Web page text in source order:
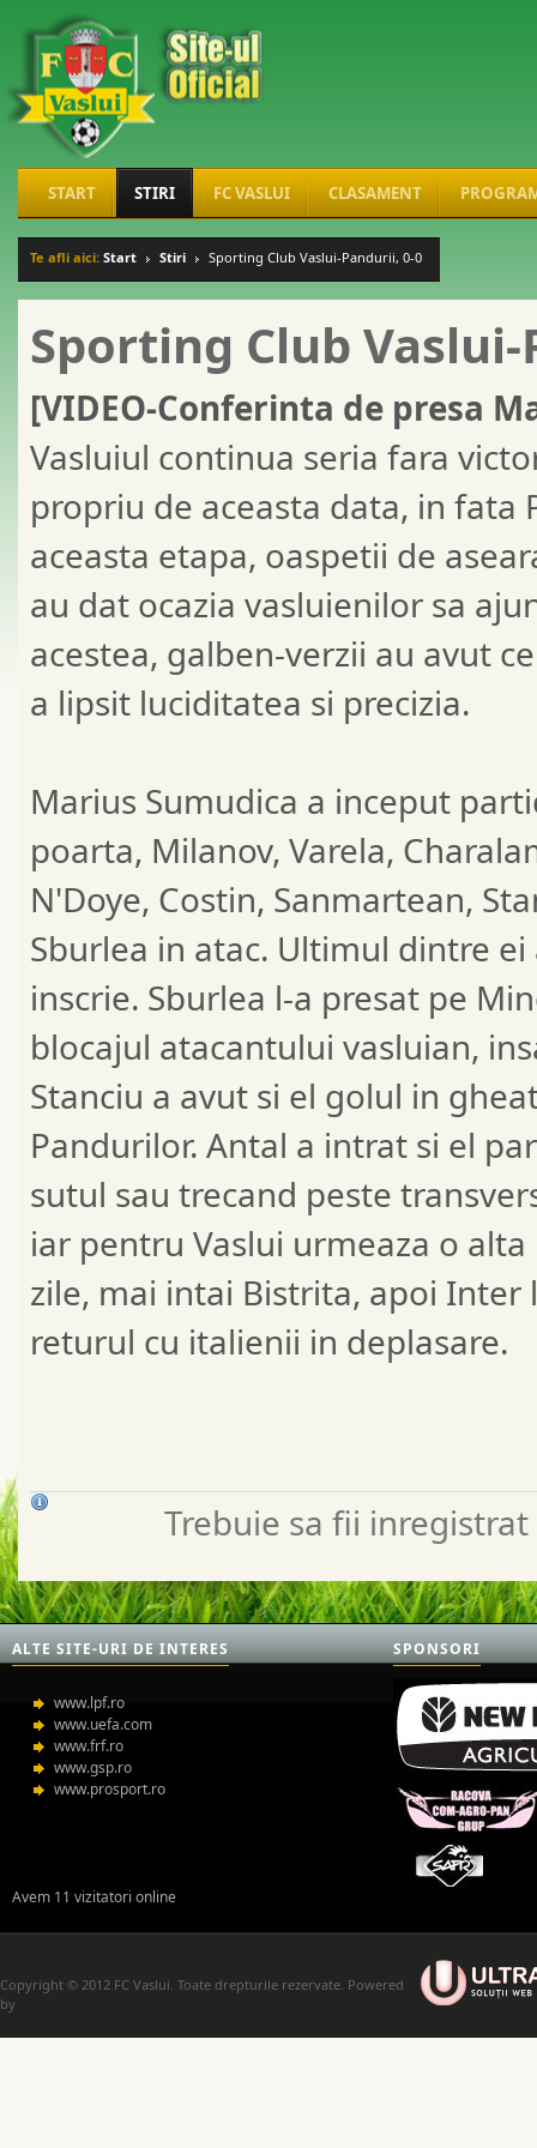
START STIRI FC VASLUI CLASAMENT
Te afli aici: Start Stiri Sporting Club Vaslui-Pandurii, 0-0
Sporting Club
[VIDEO-Conferinta de presa
Vasluiul continua seria fara
propriu de aceasta data, in fata
aceasta etapa, oaspetii de
au dat ocazia vasluienilor sa
acestea, galben-verzii au avut
a lipsit luciditatea si precizia.
Marius Sumudica a inceput
poarta, Milanov, Varela,
N'Doye, Costin, Sanmartean,
Sburlea in atac. Ultimul dintre
inscrie. Sburlea l-a presat pe
blocajul atacantului vasluian,
Stanciu a avut si el golul in
Pandurilor. Antal a intrat si el
sutul sau trecand peste
iar pentru Vaslui urmeaza o
zile, mai intai Bistrita, apoi Inter
returul cu italienii in deplasare.
Trebuie sa fii
ALTE SITE-URI DE INTERES
www.lpf.ro
www.uefa.com
www.frf.ro
www.gsp.ro
www.prosport.ro
Avem 11 vizitatori online
SPONSORI
Copyright © 2012 FC Vaslui. Toate drepturile rezervate. Powered
by